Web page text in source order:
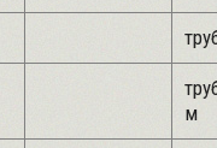
м